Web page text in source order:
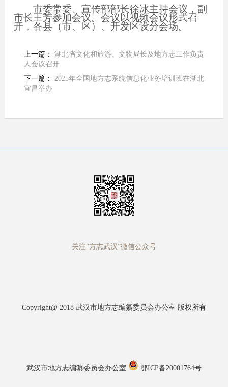
市委常委、宣传部部长徐冰主持会议，副
市长王芳参加会议。会议以视频会议形式召
开，各县（市、区）、开发区设分会场。
上一篇： 湖北省文化和旅游、文物局长及地方志工作负责
人会议召开
下一篇： 2025年全国地方志系统信息化业务培训班在湖北
宜昌举办
关注“方志武汉”微信公众号
Copyright@ 2018 武汉市地方志编纂委员会办公室 版权所有
武汉市地方志编纂委员会办公室 鄂ICP备20001764号